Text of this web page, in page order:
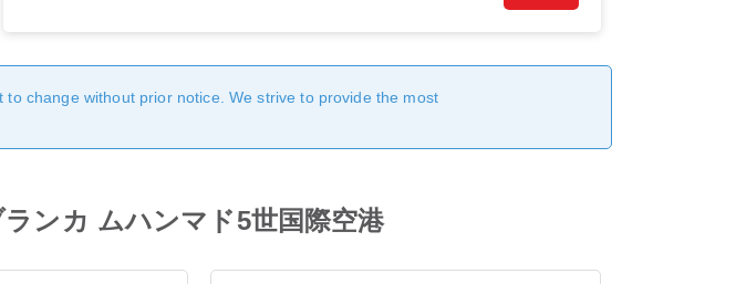
change without prior notice. We strive to provide the most
ンカ ムハンマド5世国際空港